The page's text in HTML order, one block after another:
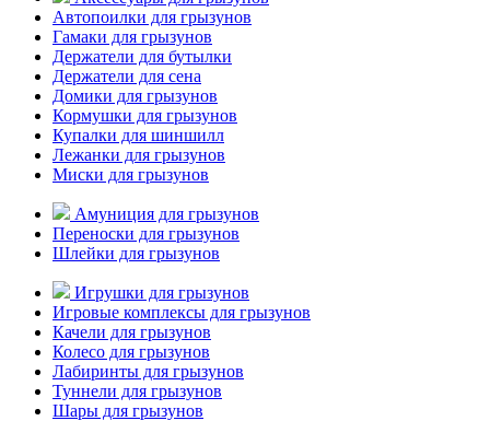
Автопоилки для грызунов
Гамаки для грызунов
Держатели для бутылки
Держатели для сена
Домики для грызунов
Кормушки для грызунов
Купалки для шиншилл
Лежанки для грызунов
Миски для грызунов
Амуниция для грызунов
Переноски для грызунов
Шлейки для грызунов
Игрушки для грызунов
Игровые комплексы для грызунов
Качели для грызунов
Колесо для грызунов
Лабиринты для грызунов
Туннели для грызунов
Шары для грызунов